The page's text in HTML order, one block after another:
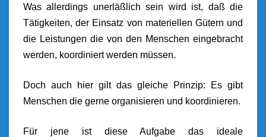
Was allerdings unerläßlich sein wird ist, daß die
Tätigkeiten, der Einsatz von materiellen Gütern und
die Leistungen die von den Menschen eingebracht
werden, koordiniert werden müssen.
Doch auch hier gilt das gleiche Prinzip: Es gibt
Menschen die gerne organisieren und koordinieren.
Für jene ist diese Aufgabe das ideale